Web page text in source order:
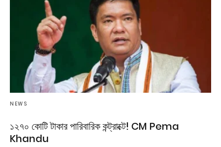
NEWS
১২৭০ কোটি টাকার পারিবারিক কন্ট্রাক্টে! CM Pema
Khandu